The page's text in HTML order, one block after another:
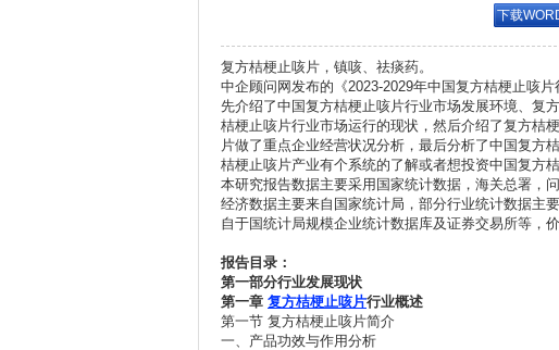
下载
复方桔梗止咳片，镇咳、祛痰药。
中企顾问网发布的《2023-2029年中国复方桔梗止咳
先介绍了中国复方桔梗止咳片行业市场发展环境、复
桔梗止咳片行业市场运行的现状，然后介绍了复方桔
片做了重点企业经营状况分析，最后分析了中国复方
桔梗止咳片产业有个系统的了解或者想投资中国复方
本研究报告数据主要采用国家统计数据，海关总署，
经济数据主要来自国家统计局，部分行业统计数据主
自于国统计局规模企业统计数据库及证券交易所等，
报告目录：
第一部分行业发展现状
第一章 复方桔梗止咳片行业概述
第一节 复方桔梗止咳片简介
一、产品功效与作用分析